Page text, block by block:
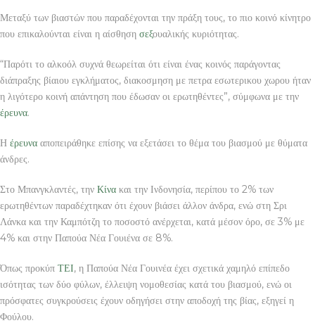
Μεταξύ των βιαστών που παραδέχονται την πράξη τους, το πιο κοινό κίνητρο
που επικαλούνται είναι η αίσθηση σεξουαλικής κυριότητας.
“Παρότι το αλκοόλ συχνά θεωρείται ότι είναι ένας κοινός παράγοντας
διάπραξης βίαιου εγκλήματος, διακοσμηση με πετρα εσωτερικου χωρου ήταν
η λιγότερο κοινή απάντηση που έδωσαν οι ερωτηθέντες”, σύμφωνα με την
έρευνα.
Η έρευνα αποπειράθηκε επίσης να εξετάσει το θέμα του βιασμού με θύματα
άνδρες.
Στο Μπανγκλαντές, την Κίνα και την Ινδονησία, περίπου το 2% των
ερωτηθέντων παραδέχτηκαν ότι έχουν βιάσει άλλον άνδρα, ενώ στη Σρι
Λάνκα και την Καμπότζη το ποσοστό ανέρχεται, κατά μέσον όρο, σε 3% με
4% και στην Παπούα Νέα Γουιένα σε 8%.
Όπως προκύπ ΤΕΙ, η Παπούα Νέα Γουινέα έχει σχετικά χαμηλό επίπεδο
ισότητας των δύο φύλων, έλλειψη νομοθεσίας κατά του βιασμού, ενώ οι
πρόσφατες συγκρούσεις έχουν οδηγήσει στην αποδοχή της βίας, εξηγεί η
Φούλου.